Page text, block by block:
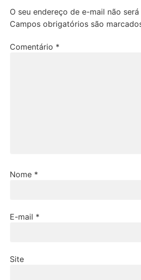
O seu endereço de e-mail não
Campos obrigatórios são
Comentário *
Nome *
E-mail *
Site